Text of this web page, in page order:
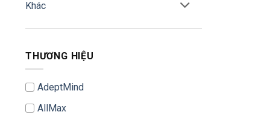
Khác
THƯƠNG HIỆU
AdeptMind
AllMax